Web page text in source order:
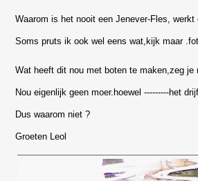
Waarom is het nooit een Jenever-Fles,
Soms pruts ik ook wel eens wat,kijk maar
Wat heeft dit nou met boten te maken,zeg je
Nou eigenlijk geen moer.hoewel ---------het
Dus waarom niet ?
Groeten Leol